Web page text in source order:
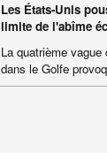
Les États-Unis
limite de l'abîme
La quatrième
dans le Golfe